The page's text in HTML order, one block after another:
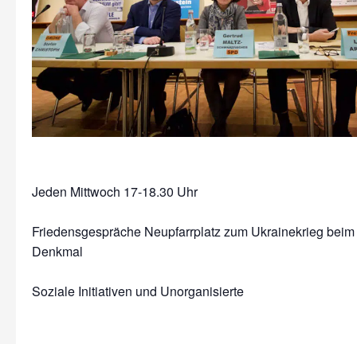
Jeden Mittwoch 17-18.30 Uhr
Friedensgespräche Neupfarrplatz zum Ukrainekrieg
Denkmal
Soziale Initiativen und Unorganisierte